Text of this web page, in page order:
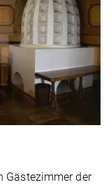
Gästezimmer der